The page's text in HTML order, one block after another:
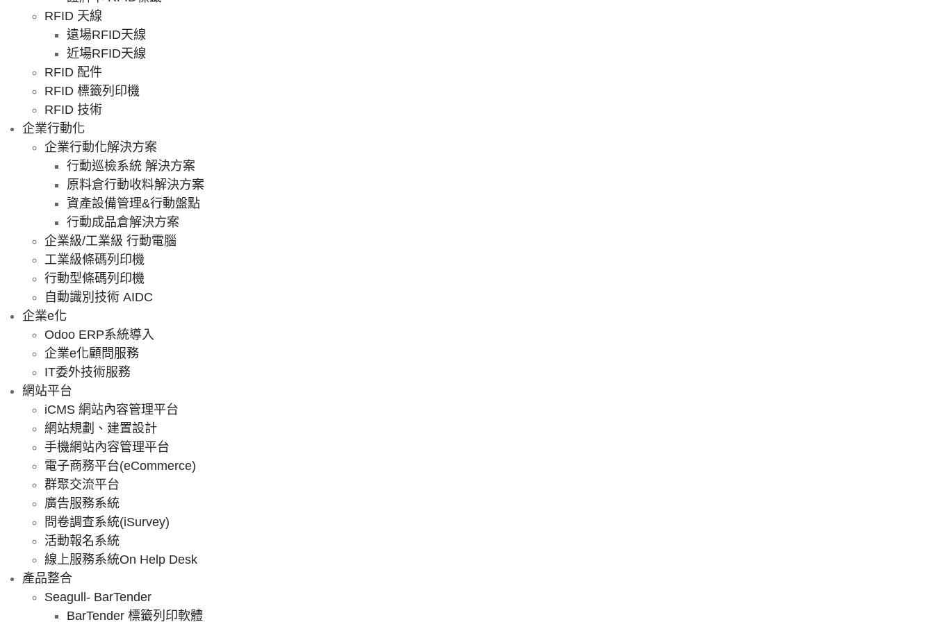
RFID 天線
遠場RFID天線
近場RFID天線
RFID 配件
RFID 標籤列印機
RFID 技術
企業行動化
企業行動化解決方案
行動巡檢系統 解決方案
原料倉行動收料解決方案
資產設備管理&行動盤點
行動成品倉解決方案
企業級/工業級 行動電腦
工業級條碼列印機
行動型條碼列印機
自動識別技術 AIDC
企業e化
Odoo ERP系統導入
企業e化顧問服務
IT委外技術服務
網站平台
iCMS 網站內容管理平台
網站規劃、建置設計
手機網站內容管理平台
電子商務平台(eCommerce)
群聚交流平台
廣告服務系統
問卷調查系統(iSurvey)
活動報名系統
線上服務系統On Help Desk
產品整合
Seagull- BarTender
BarTender 標籤列印軟體